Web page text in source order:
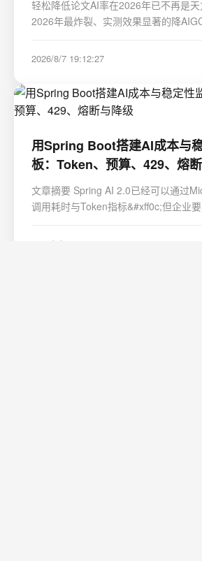
轻松降低论文AI率在2026年已不再是
2026年最炸裂、实测效果显著的降
测四大核心场景&#xff0c;帮你稳妥搞定
2026/8/7 19:12:27
用Spring Boot搭建AI成本与
板：Token、预算、429、熔
文章摘要 Spring AI 2.0已经可以通过
调用耗时与Token指标&#xff0c;但企业
试、Tool Calling和降级事件统一起来。
2026/8/7 1:15:58